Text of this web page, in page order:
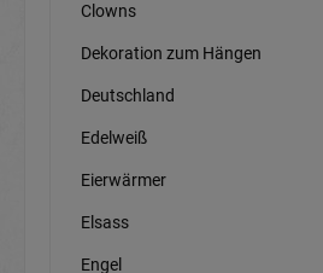
Clowns
Dekoration zum Hängen
Deutschland
Edelweiß
Eierwärmer
Elsass
Engel